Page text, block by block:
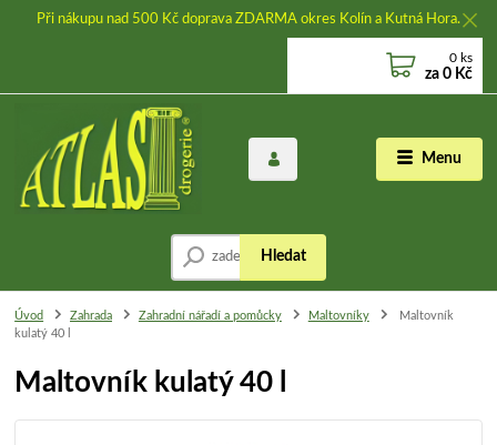
Při nákupu nad 500 Kč doprava ZDARMA okres Kolín a Kutná Hora.
Menu
Hledat
0 ks
za 0 Kč
Úvod Zahrada Zahradní nářadí a pomůcky Maltovníky
Maltovník
kulatý 40 l
Maltovník kulatý 40 l